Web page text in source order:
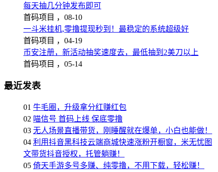
每天抽几分钟发布即可
首码项目 ， 08-10
一斗米挂机,零撸提现秒到！最稳定的系统超级好
首码项目 ， 04-19
币安注册，新活动抽奖速度去，最低抽到2美刀以上
首码项目 ， 05-14
最近发表
01 牛毛圈，升级拿分红赚红包
02 喵信号 首码上线 保底零撸
03 无人场景直播带货，刚睡醒就在爆单，小白也能做！
04 利用抖音黑科技云端商城快速涨粉开橱窗，米无忧图
文带货抖音授权，托管躺赚！
05 倚天手游多号多赚、纯零撸，不用下载，轻松赚！